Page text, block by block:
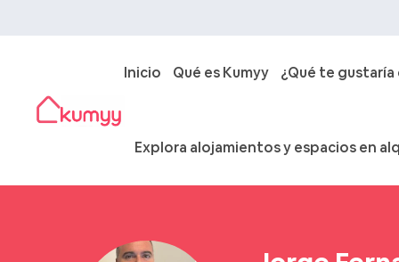
Inicio Qué es Kumyy ¿Qué te
Explora alojamientos y espacios en